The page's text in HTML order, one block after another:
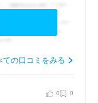
の口コミをみる
0 0